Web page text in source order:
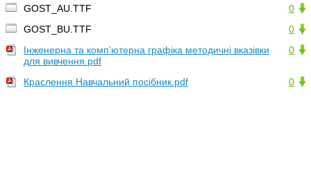
0
GOST_AU.TTF
0
GOST_BU.TTF
0
Інженерна та комп’ютерна графіка методичні вказівки
для вивчення.pdf
0
Краслення Навчальний посібник.pdf